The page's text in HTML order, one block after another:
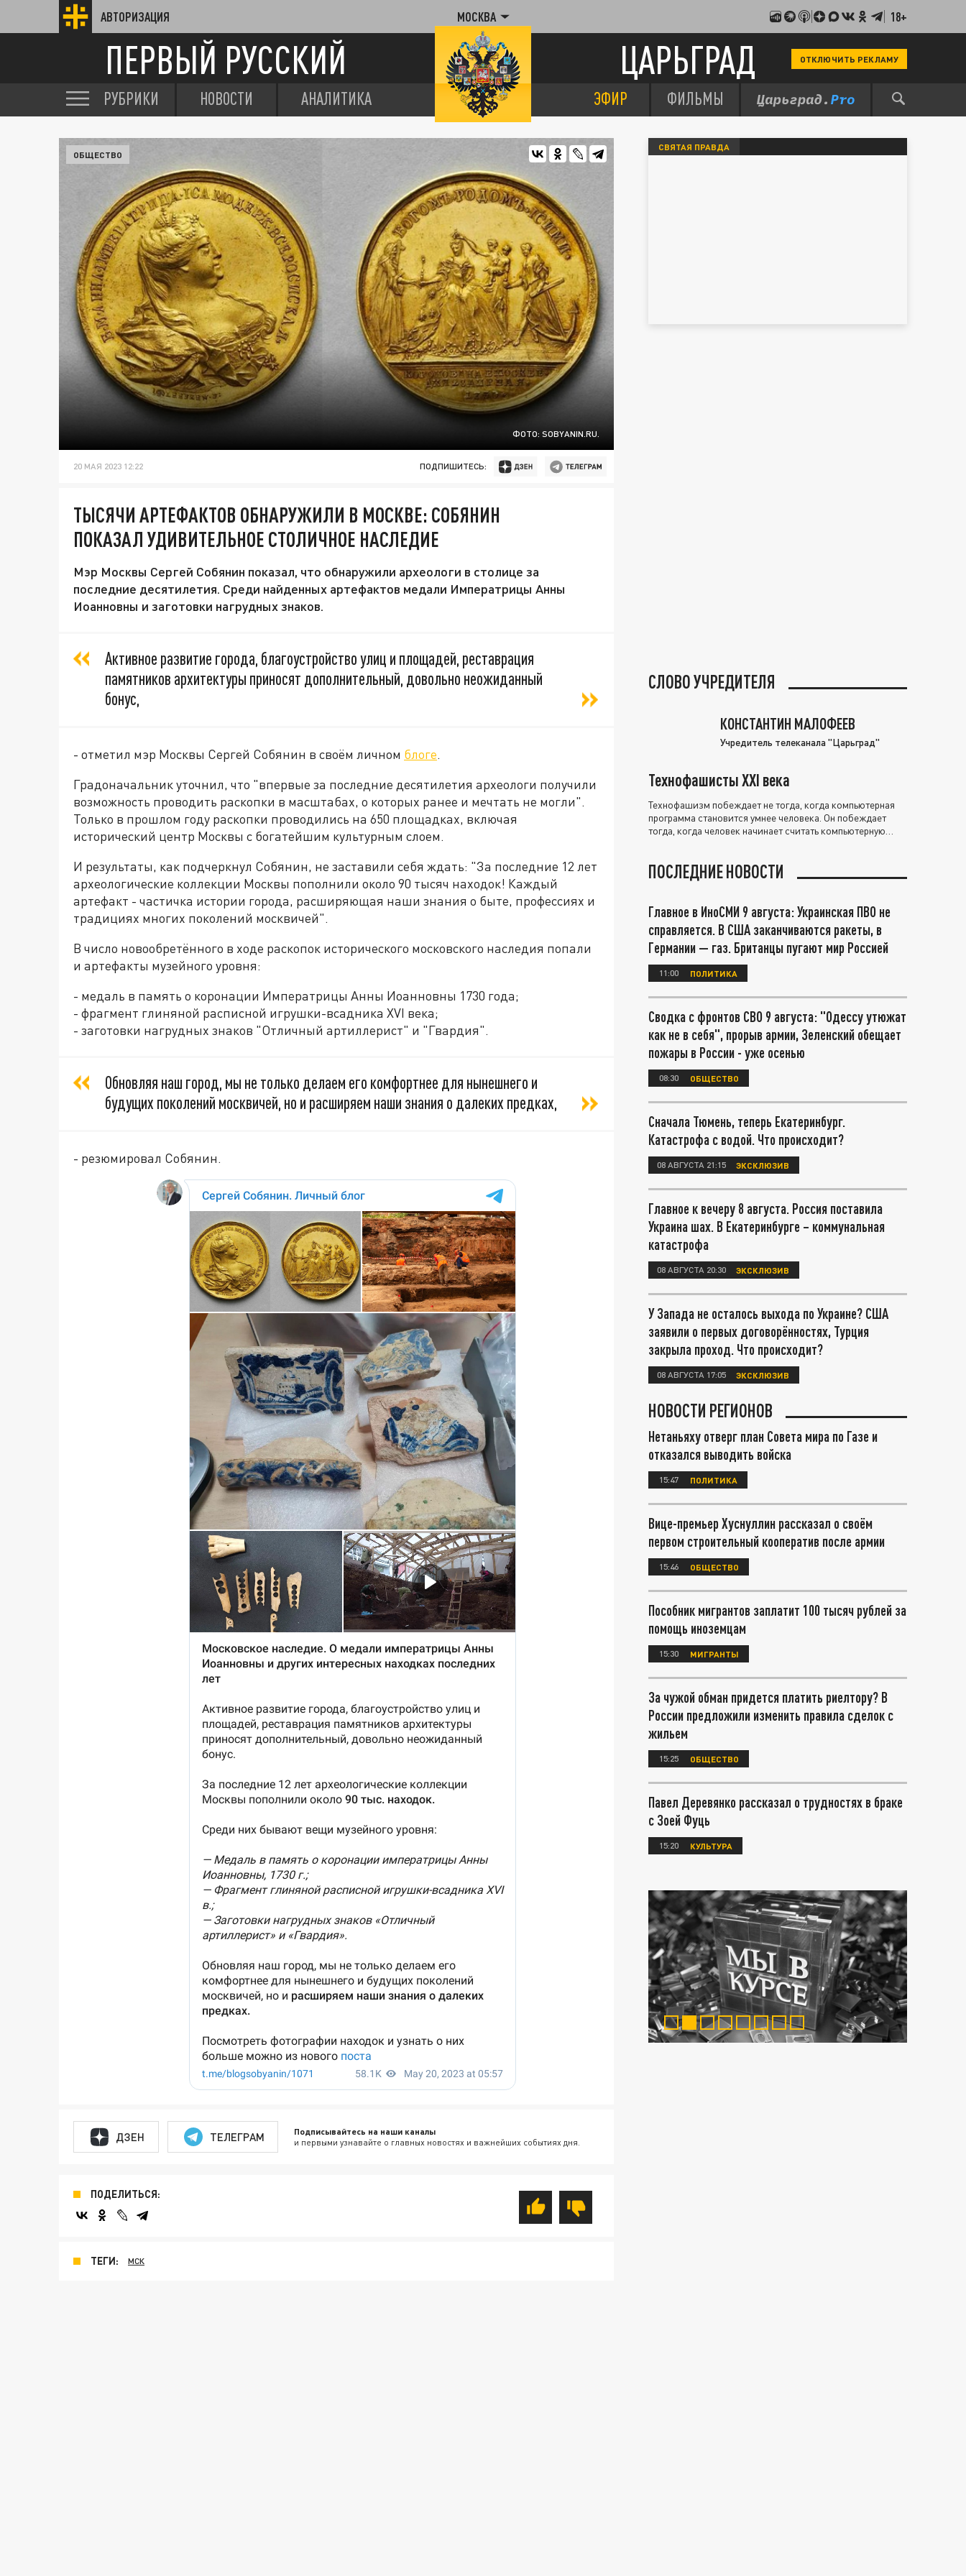
АВТОРИЗАЦИЯ МОСКВА 18+
ПЕРВЫЙ РУССКИЙ ЦАРЬГРАД ОТКЛЮЧИТЬ РЕКЛАМУ
РУБРИКИ НОВОСТИ АНАЛИТИКА ЭФИР ФИЛЬМЫ
ФОТО: SOBYANIN.RU.
ОБЩЕСТВО
20 МАЯ 2023 12:22 ПОДПИШИТЕСЬ:
ТЫСЯЧИ АРТЕФАКТОВ ОБНАРУЖИЛИ В МОСКВЕ: СОБЯНИН
ПОКАЗАЛ УДИВИТЕЛЬНОЕ СТОЛИЧНОЕ НАСЛЕДИЕ
Мэр Москвы Сергей Собянин показал, что обнаружили археологи в столице за
последние десятилетия. Среди найденных артефактов медали Императрицы Анны
Иоанновны и заготовки нагрудных знаков.
Активное развитие города, благоустройство улиц и площадей, реставрация
памятников архитектуры приносят дополнительный, довольно неожиданный
бонус,
- отметил мэр Москвы Сергей Собянин в своём личном блоге.
Градоначальник уточнил, что "впервые за последние десятилетия археологи получили
возможность проводить раскопки в масштабах, о которых ранее и мечтать не могли".
Только в прошлом году раскопки проводились на 650 площадках, включая
исторический центр Москвы с богатейшим культурным слоем.
И результаты, как подчеркнул Собянин, не заставили себя ждать: "За последние 12 лет
археологические коллекции Москвы пополнили около 90 тысяч находок! Каждый
артефакт - частичка истории города, расширяющая наши знания о быте, профессиях и
традициях многих поколений москвичей".
В число новообретённого в ходе раскопок исторического московского наследия попали
и артефакты музейного уровня:
- медаль в память о коронации Императрицы Анны Иоанновны 1730 года;
- фрагмент глиняной расписной игрушки-всадника XVI века;
- заготовки нагрудных знаков "Отличный артиллерист" и "Гвардия".
Обновляя наш город, мы не только делаем его комфортнее для нынешнего и
будущих поколений москвичей, но и расширяем наши знания о далеких предках,
- резюмировал Собянин.
ДЗЕН ТЕЛЕГРАМ Подписывайтесь на наши каналы
и первыми узнавайте о главных новостях и важнейших событиях дня.
ПОДЕЛИТЬСЯ:
ТЕГИ: МСК
СВЯТАЯ ПРАВДА
СЛОВО УЧРЕДИТЕЛЯ
КОНСТАНТИН МАЛОФЕЕВ
Учредитель телеканала "Царьград"
Технофашисты XXI века
Технофашизм побеждает не тогда, когда компьютерная
программа становится умнее человека. Он побеждает
тогда, когда человек начинает считать компьютерную
ПОСЛЕДНИЕ НОВОСТИ
Главное в ИноСМИ 9 августа: Украинская ПВО не
справляется. В США заканчиваются ракеты, в
Германии — газ. Британцы пугают мир Россией
11:00 ПОЛИТИКА
Сводка с фронтов СВО 9 августа: "Одессу утюжат
как не в себя", прорыв армии, Зеленский обещает
пожары в России - уже осенью
08:30 ОБЩЕСТВО
Сначала Тюмень, теперь Екатеринбург.
Катастрофа с водой. Что происходит?
08 АВГУСТА 21:15 ЭКСКЛЮЗИВ
Главное к вечеру 8 августа. Россия поставила
Украина шах. В Екатеринбурге – коммунальная
катастрофа
08 АВГУСТА 20:30 ЭКСКЛЮЗИВ
У Запада не осталось выхода по Украине? США
заявили о первых договорённостях, Турция
закрыла проход. Что происходит?
08 АВГУСТА 17:05 ЭКСКЛЮЗИВ
НОВОСТИ РЕГИОНОВ
Нетаньяху отверг план Совета мира по Газе и
отказался выводить войска
15:47 ПОЛИТИКА
Вице-премьер Хуснуллин рассказал о своём
первом строительный кооператив после армии
15:46 ОБЩЕСТВО
Пособник мигрантов заплатит 100 тысяч рублей за
помощь иноземцам
15:30 МИГРАНТЫ
За чужой обман придется платить риелтору? В
России предложили изменить правила сделок с
жильем
15:25 ОБЩЕСТВО
Павел Деревянко рассказал о трудностях в браке
с Зоей Фуць
15:20 КУЛЬТУРА